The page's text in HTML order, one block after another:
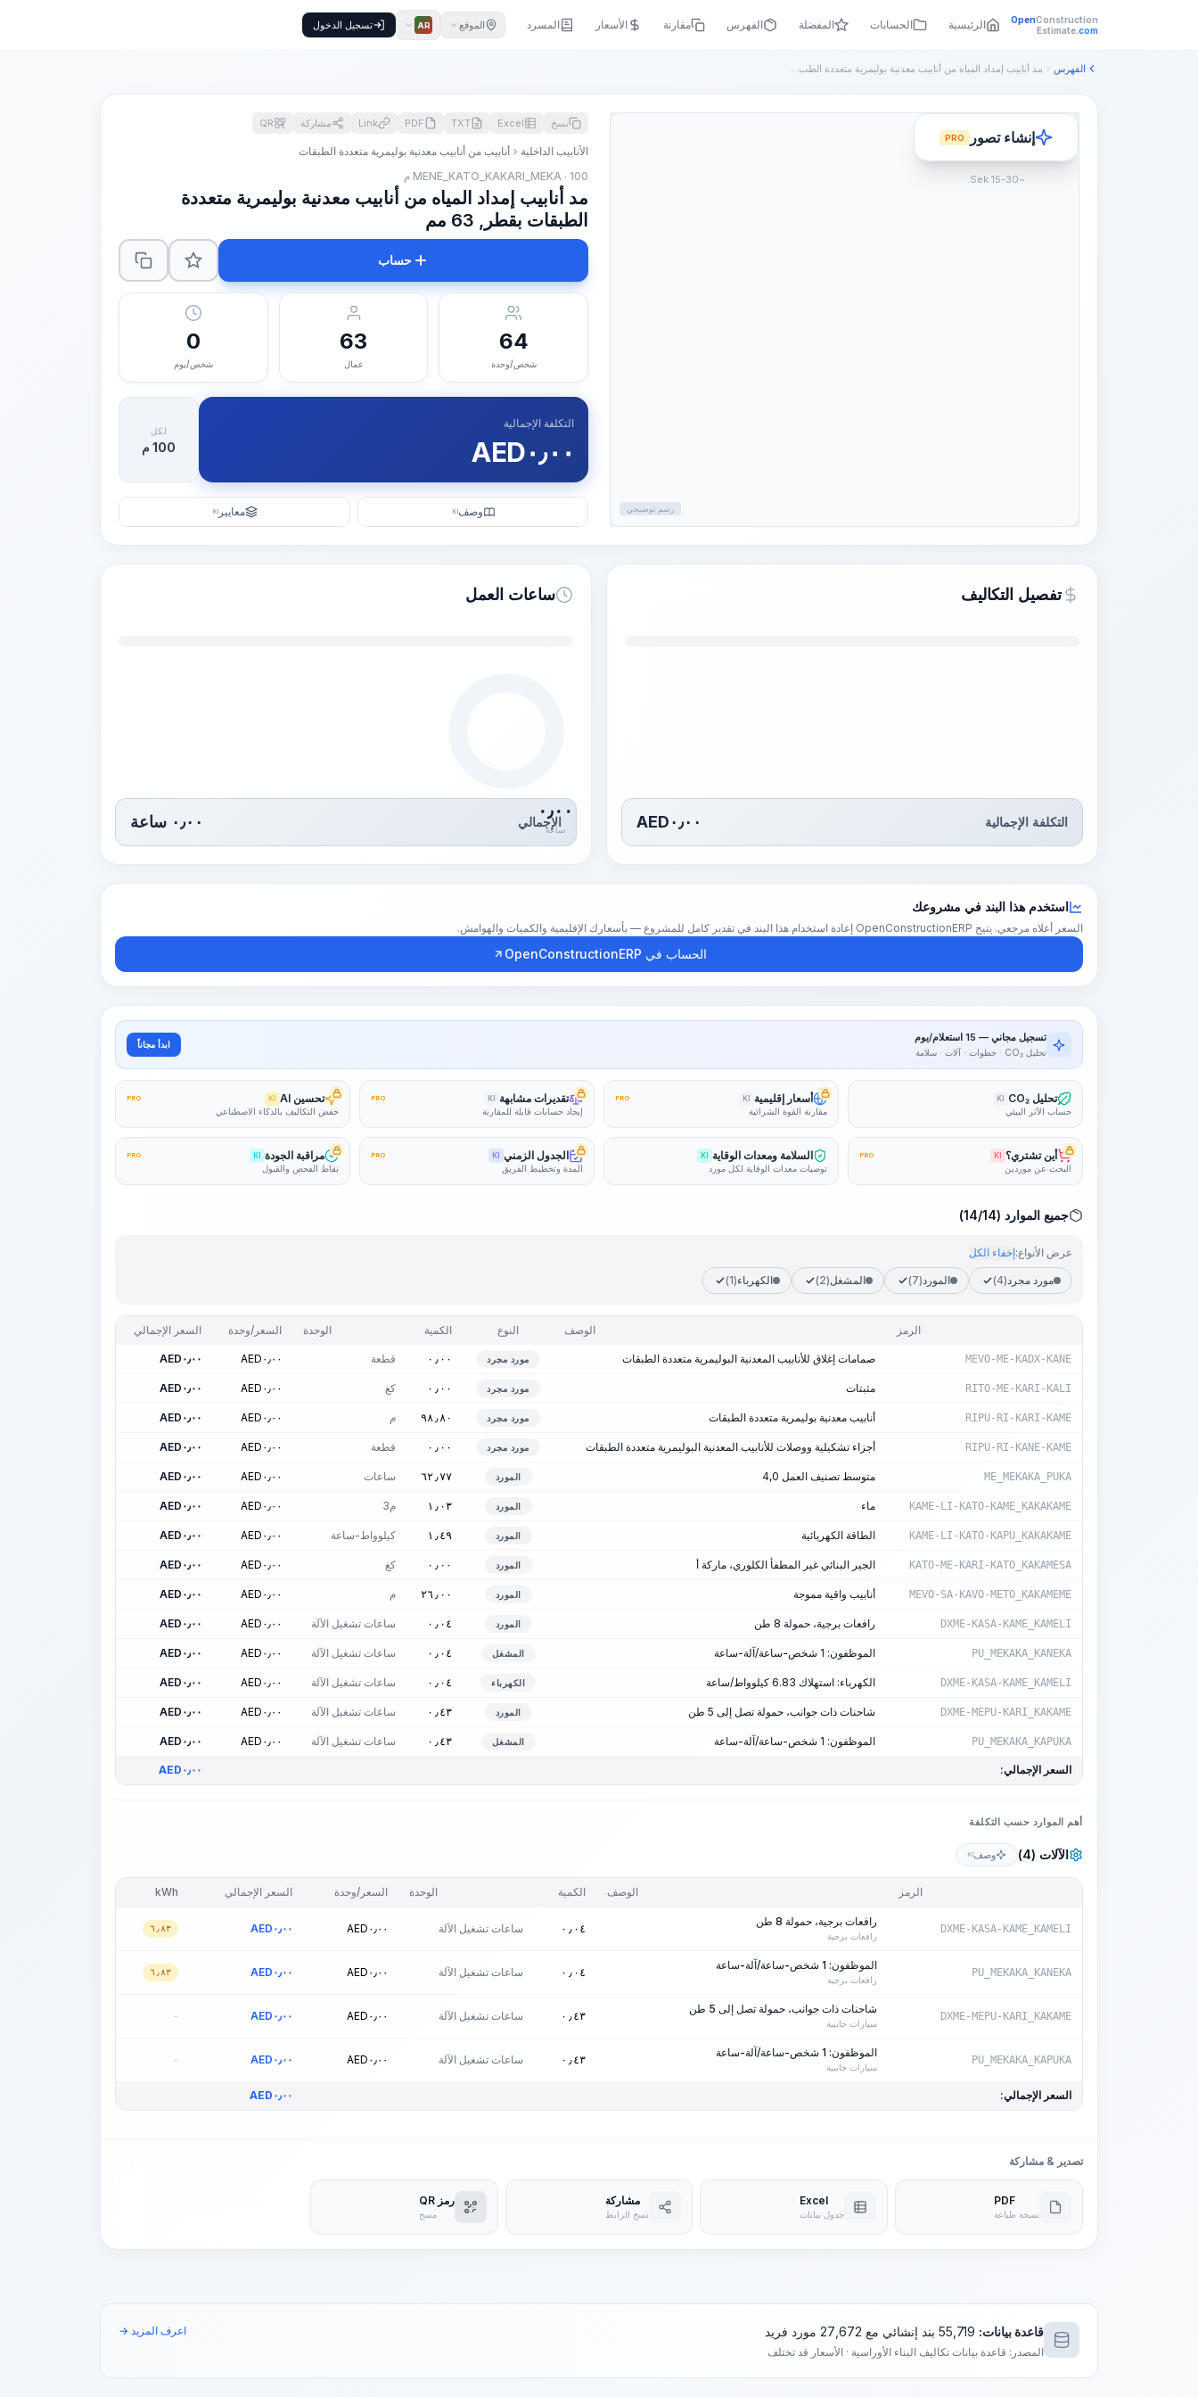
OpenConstruction
Estimate.com الرئيسية الحسابات المفضلة الفهرس مقارنة الأسعار المسرد الموقع AR تسجيل الدخول
الفهرس مد أنابيب إمداد المياه من أنابيب معدنية بوليمرية متعددة الطب...
رسم توضيحي
إنشاء تصور PRO
~15-30 Sek.
نسخ Excel
TXT
PDF
Link مشاركة QR
الأنابيب الداخلية
أنابيب من أنابيب معدنية بوليمرية متعددة الطبقات
MENE_KATO_KAKARI_MEKA · 100 م
مد أنابيب إمداد المياه من أنابيب معدنية بوليمرية متعددة
الطبقات بقطر, 63 مم
حساب
64
شخص/وحدة
63
عمال
0
شخص/يوم
التكلفة الإجمالية
AED٠٫٠٠
لكل
100 م
وصفKI معايير KI
تفصيل التكاليف
التكلفة الإجمالية AED٠٫٠٠
ساعات العمل
٠٫٠٠
ساعة
الإجمالي ٠٫٠٠ ساعة
استخدم هذا البند في مشروعك
السعر أعلاه مرجعي. يتيح OpenConstructionERP إعادة استخدام هذا البند في تقدير كامل للمشروع — بأسعارك الإقليمية والكميات والهوامش.
الحساب في OpenConstructionERP
تسجيل مجاني — 15 استعلام/يوم
تحليل CO₂ · خطوات · آلات · سلامة
ابدأ مجاناً
تحليل CO₂ KI
حساب الأثر البيئي
أسعار إقليمية KI
PRO
مقارنة القوة الشرائية
تقديرات مشابهة KI
PRO
إيجاد حسابات قابلة للمقارنة
تحسين AI KI
PRO
خفض التكاليف بالذكاء الاصطناعي
أين تشتري؟ KI
PRO
البحث عن موردين
السلامة ومعدات الوقاية KI
توصيات معدات الوقاية لكل مورد
الجدول الزمني KI
PRO
المدة وتخطيط الفريق
مراقبة الجودة KI
PRO
نقاط الفحص والقبول
جميع الموارد (14/14)
عرض الأنواع:إخفاء الكل
مورد مجرد(4) المورد(7) المشغل(2) الكهرباء(1)
الرمز الوصف النوع الكمية الوحدة السعر/وحدة السعر الإجمالي
MEVO-ME-KADX-KANE صمامات إغلاق للأنابيب المعدنية البوليمرية متعددة الطبقات مورد مجرد ٠٫٠٠ قطعة AED ٠٫٠٠ AED ٠٫٠٠
RITO-ME-KARI-KALI مثبتات مورد مجرد ٠٫٠٠ كغ AED ٠٫٠٠ AED ٠٫٠٠
RIPU-RI-KARI-KAME أنابيب معدنية بوليمرية متعددة الطبقات مورد مجرد ٩٨٫٨٠ م AED ٠٫٠٠ AED ٠٫٠٠
RIPU-RI-KANE-KAME أجزاء تشكيلية ووصلات للأنابيب المعدنية البوليمرية متعددة الطبقات مورد مجرد ٠٫٠٠ قطعة AED ٠٫٠٠ AED ٠٫٠٠
ME_MEKAKA_PUKA متوسط تصنيف العمل 4,0 المورد ٦٢٫٧٧ ساعات AED ٠٫٠٠ AED ٠٫٠٠
KAME-LI-KATO-KAME_KAKAKAME ماء المورد ١٫٠٣ م3 AED ٠٫٠٠ AED ٠٫٠٠
KAME-LI-KATO-KAPU_KAKAKAME الطاقة الكهربائية المورد ١٫٤٩ كيلوواط-ساعة AED ٠٫٠٠ AED ٠٫٠٠
KATO-ME-KARI-KATO_KAKAMESA الجير البنائي غير المطفأ الكلوري، ماركة أ المورد ٠٫٠٠ كغ AED ٠٫٠٠ AED ٠٫٠٠
MEVO-SA-KAVO-METO_KAKAMEME أنابيب واقية مموجة المورد ٢٦٫٠٠ م AED ٠٫٠٠ AED ٠٫٠٠
DXME-KASA-KAME_KAMELI رافعات برجية، حمولة 8 طن المورد ٠٫٠٤ ساعات تشغيل الآلة AED ٠٫٠٠ AED ٠٫٠٠
PU_MEKAKA_KANEKA الموظفون: 1 شخص-ساعة/آلة-ساعة المشغل ٠٫٠٤ ساعات تشغيل الآلة AED ٠٫٠٠ AED ٠٫٠٠
DXME-KASA-KAME_KAMELI الكهرباء: استهلاك 6.83 كيلوواط/ساعة الكهرباء ٠٫٠٤ ساعات تشغيل الآلة AED ٠٫٠٠ AED ٠٫٠٠
DXME-MEPU-KARI_KAKAME شاحنات ذات جوانب، حمولة تصل إلى 5 طن المورد ٠٫٤٣ ساعات تشغيل الآلة AED ٠٫٠٠ AED ٠٫٠٠
PU_MEKAKA_KAPUKA الموظفون: 1 شخص-ساعة/آلة-ساعة المشغل ٠٫٤٣ ساعات تشغيل الآلة AED ٠٫٠٠ AED ٠٫٠٠
السعر الإجمالي: AED ٠٫٠٠
أهم الموارد حسب التكلفة
الآلات (4) وصفKI
الرمز الوصف الكمية الوحدة السعر/وحدة السعر الإجمالي kWh
DXME-KASA-KAME_KAMELI
رافعات برجية، حمولة 8 طن
رافعات برجية
٠٫٠٤ ساعات تشغيل الآلة AED ٠٫٠٠ AED ٠٫٠٠ ٦٫٨٣
PU_MEKAKA_KANEKA
الموظفون: 1 شخص-ساعة/آلة-ساعة
رافعات برجية
٠٫٠٤ ساعات تشغيل الآلة AED ٠٫٠٠ AED ٠٫٠٠ ٦٫٨٣
DXME-MEPU-KARI_KAKAME
شاحنات ذات جوانب، حمولة تصل إلى 5 طن
سيارات جانبية
٠٫٤٣ ساعات تشغيل الآلة AED ٠٫٠٠ AED ٠٫٠٠ -
PU_MEKAKA_KAPUKA
الموظفون: 1 شخص-ساعة/آلة-ساعة
سيارات جانبية
٠٫٤٣ ساعات تشغيل الآلة AED ٠٫٠٠ AED ٠٫٠٠ -
السعر الإجمالي: AED ٠٫٠٠
تصدير & مشاركة
PDF
نسخة طباعة
Excel
جدول بيانات
مشاركة
نسخ الرابط
رمز QR
مسح
قاعدة بيانات: 55,719 بند إنشائي مع 27,672 مورد فريد
المصدر: قاعدة بيانات تكاليف البناء الأوراسية · الأسعار قد تختلف
اعرف المزيد →